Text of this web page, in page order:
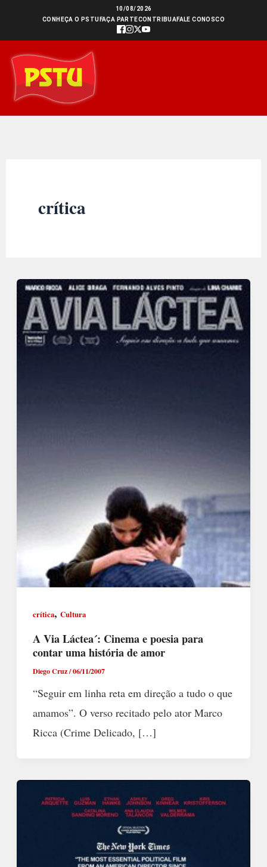
conteúdo
10/08/2026
CONHEÇA O PSTU FAÇA PARTECONTRIBUAFALE CONOSCO
crítica
crítica, Cultura
A Via Láctea´: Cinema e poesia para
contar uma história de amor
Diego Cruz/06/11/2007
“Seguir em linha reta em direção a tudo o que
amamos”. O verso recitado pelo ator Marco
Ricca (Crime Delicado, […]